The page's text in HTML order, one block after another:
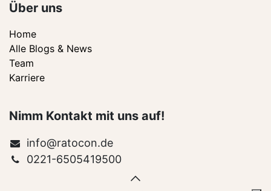
Über uns
Home
Alle Blogs & News
Team
Karriere
Nimm Kontakt mit uns auf!
info@ratocon.de
0221-6505419500